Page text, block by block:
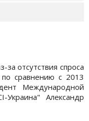
отсутствия спроса
сравнению с 2013
Международной
Украина" Александр